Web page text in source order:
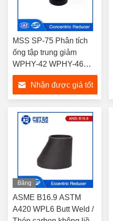
MSS SP-75 Phân tích
ống tập trung giảm
WPHY-42 WPHY-46
WPHY-52 Kháng ăn
mòn
Nhận được giá tốt
Băng
hình
ASME B16.9 ASTM
A420 WPL6 Butt Weld /